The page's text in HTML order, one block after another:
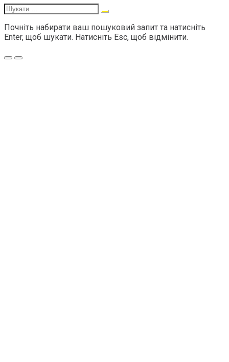
Шукати:
Почніть набирати ваш пошуковий запит та натисніть
Enter, щоб шукати. Натисніть Esc, щоб відмінити.
Меню